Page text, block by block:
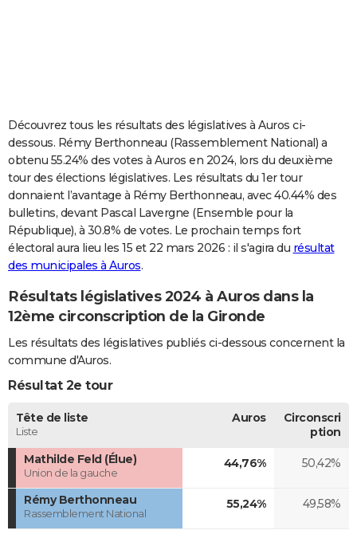
Carte de Noël
Carte Bonne année
Carte Saint-Valentin
Carte Pâques
Carte d'anniversaire
DICTIONNAIRE
Dictionnaire
Biographies
Citations
Expressions
Proverbes
PROGRAMME TV
COPAINS D'AVANT
S'inscrire
Se connecter
Lycées
Collèges
Primaires
Universités
Entreprises
Service militaire
Avis de recherche
AVIS DE DÉCÈS
Découvrez tous les résultats des législatives à Auros ci-
dessous. Rémy Berthonneau (Rassemblement National) a
obtenu 55.24% des votes à Auros en 2024, lors du deuxième
tour des élections législatives. Les résultats du 1er tour
donnaient l’avantage à Rémy Berthonneau, avec 40.44% des
bulletins, devant Pascal Lavergne (Ensemble pour la
République), à 30.8% de votes. Le prochain temps fort
électoral aura lieu les 15 et 22 mars 2026 : il s'agira du résultat
des municipales à Auros.
Résultats législatives 2024 à Auros dans la
12ème circonscription de la Gironde
Les résultats des législatives publiés ci-dessous concernent la
commune d'Auros.
Résultat 2e tour
Tête de liste
Liste
Auros
Circonscri
ption
Mathilde Feld (Élue)
Union de la gauche
44,76% 50,42%
Rémy Berthonneau
Rassemblement National
55,24% 49,58%